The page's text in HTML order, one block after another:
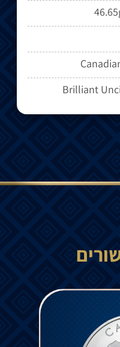
Brilliant